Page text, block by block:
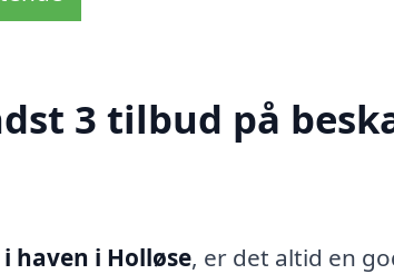
3 tilbud på
haven i Holløse, er det altid en